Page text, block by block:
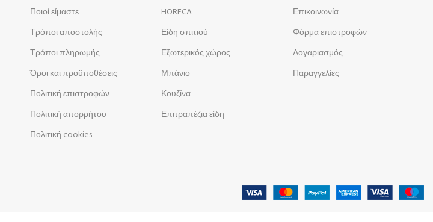
Ποιοί είμαστε
Τρόποι αποστολής
Τρόποι πληρωμής
Όροι και προϋποθέσεις
Πολιτική επιστροφών
Πολιτική απορρήτου
Πολιτική cookies
HORECA
Είδη σπιτιού
Εξωτερικός χώρος
Μπάνιο
Κουζίνα
Επιτραπέζια είδη
Επικοινωνία
Φόρμα επιστροφών
Λογαριασμός
Παραγγελίες